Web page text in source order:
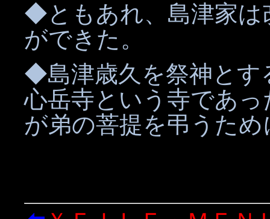
◆ともあれ、島津家は
ができた。
◆島津歳久を祭神とす
心岳寺という寺であ
が弟の菩提を弔うた